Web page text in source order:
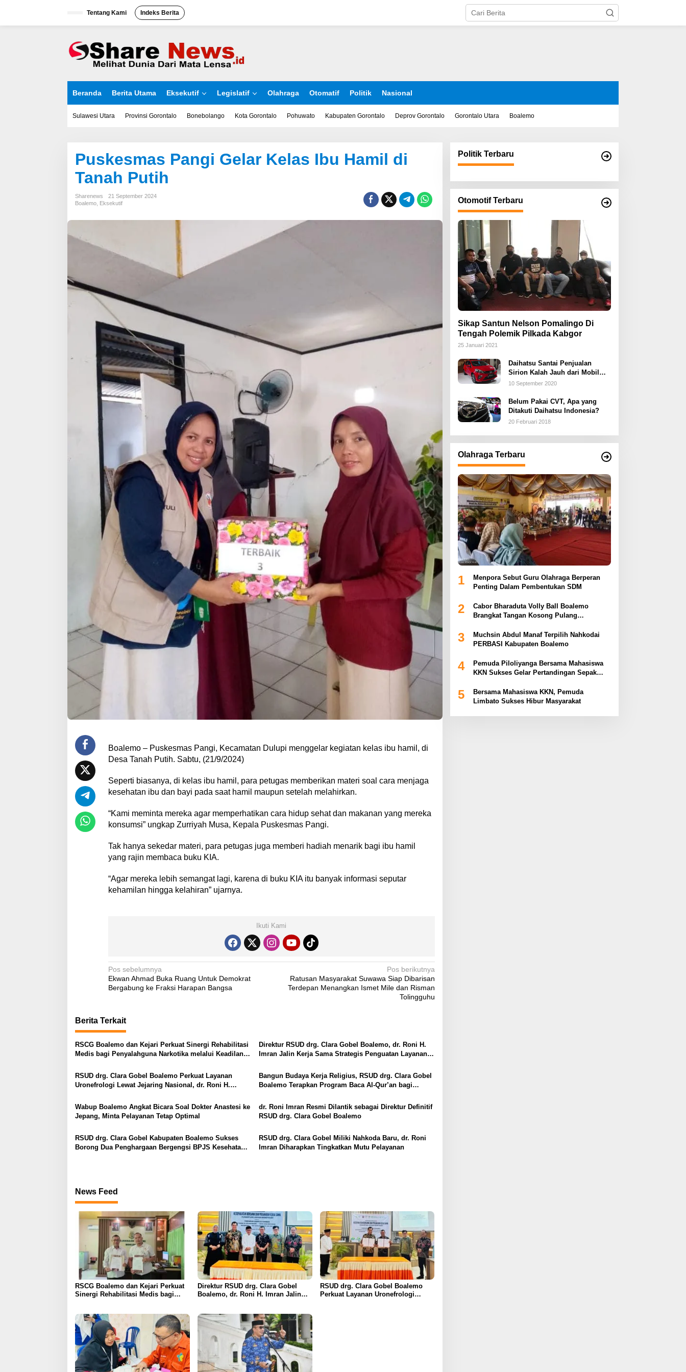
Tentang Kami Indeks Berita
Beranda Berita Utama Eksekutif Legislatif Olahraga Otomatif Politik Nasional
Sulawesi Utara Provinsi Gorontalo Bonebolango Kota Gorontalo Pohuwato Kabupaten Gorontalo Deprov Gorontalo Gorontalo Utara Boalemo
Puskesmas Pangi Gelar Kelas Ibu Hamil di
Tanah Putih
Sharenews
21 September 2024
Boalemo Eksekutif
Boalemo – Puskesmas Pangi, Kecamatan Dulupi menggelar kegiatan kelas ibu hamil, di
Desa Tanah Putih. Sabtu, (21/9/2024)
Seperti biasanya, di kelas ibu hamil, para petugas memberikan materi soal cara menjaga
kesehatan ibu dan bayi pada saat hamil maupun setelah melahirkan.
“Kami meminta mereka agar memperhatikan cara hidup sehat dan makanan yang mereka
konsumsi” ungkap Zurriyah Musa, Kepala Puskesmas Pangi.
Tak hanya sekedar materi, para petugas juga memberi hadiah menarik bagi ibu hamil
yang rajin membaca buku KIA.
“Agar mereka lebih semangat lagi, karena di buku KIA itu banyak informasi seputar
kehamilan hingga kelahiran” ujarnya.
Ikuti Kami
N
a
i
g
a
s
i
p
o
s
Pos sebelumnya
Ekwan Ahmad Buka Ruang Untuk Demokrat
Bergabung ke Fraksi Harapan Bangsa
Pos berikutnya
Ratusan Masyarakat Suwawa Siap Dibarisan
Terdepan Menangkan Ismet Mile dan Risman
Tolingguhu
Berita Terkait
RSCG Boalemo dan Kejari Perkuat Sinergi Rehabilitasi
Medis bagi Penyalahguna Narkotika melalui Keadilan
Direktur RSUD drg. Clara Gobel Boalemo, dr. Roni H.
Imran Jalin Kerja Sama Strategis Penguatan Layanan
RSUD drg. Clara Gobel Boalemo Perkuat Layanan
Uronefrologi Lewat Jejaring Nasional, dr. Roni H.
Bangun Budaya Kerja Religius, RSUD drg. Clara Gobel
Boalemo Terapkan Program Baca Al-Qur’an bagi
Wabup Boalemo Angkat Bicara Soal Dokter Anastesi ke
Jepang, Minta Pelayanan Tetap Optimal
dr. Roni Imran Resmi Dilantik sebagai Direktur Definitif
RSUD drg. Clara Gobel Boalemo
RSUD drg. Clara Gobel Kabupaten Boalemo Sukses
Borong Dua Penghargaan Bergengsi BPJS Kesehatan
RSUD drg. Clara Gobel Miliki Nahkoda Baru, dr. Roni
Imran Diharapkan Tingkatkan Mutu Pelayanan
News Feed
RSCG Boalemo dan Kejari Perkuat
Sinergi Rehabilitasi Medis bagi
Direktur RSUD drg. Clara Gobel
Boalemo, dr. Roni H. Imran Jalin
RSUD drg. Clara Gobel Boalemo
Perkuat Layanan Uronefrologi
Politik Terbaru
Otomotif Terbaru
Sikap Santun Nelson Pomalingo Di
Tengah Polemik Pilkada Kabgor
25 Januari 2021
Daihatsu Santai Penjualan
Sirion Kalah Jauh dari Mobil
LCGC
10 September 2020
Belum Pakai CVT, Apa yang
Ditakuti Daihatsu Indonesia?
20 Februari 2018
Olahraga Terbaru
1
Menpora Sebut Guru Olahraga Berperan
Penting Dalam Pembentukan SDM
2
Cabor Bharaduta Volly Ball Boalemo
Brangkat Tangan Kosong Pulang
3
Muchsin Abdul Manaf Terpilih Nahkodai
PERBASI Kabupaten Boalemo
4
Pemuda Piloliyanga Bersama Mahasiswa
KKN Sukses Gelar Pertandingan Sepak
5
Bersama Mahasiswa KKN, Pemuda
Limbato Sukses Hibur Masyarakat